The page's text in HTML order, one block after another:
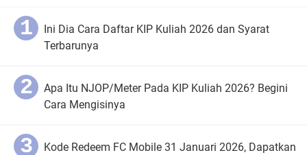
Ini Dia Cara Daftar KIP Kuliah 2026 dan Syarat
Terbarunya
Apa Itu NJOP/Meter Pada KIP Kuliah 2026? Begini
Cara Mengisinya
Kode Redeem FC Mobile 31 Januari 2026, Dapatkan